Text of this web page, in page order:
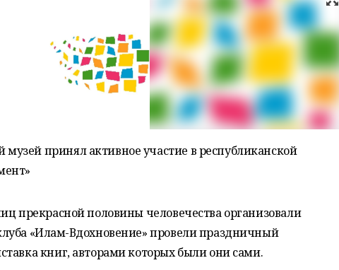
принял активное участие в республиканской
прекрасной половины человечества организовали
«Илһам-Вдохновение» провели праздничный
книг, авторами которых были они сами.